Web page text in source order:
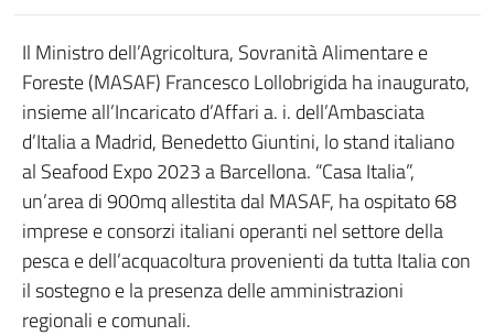
Il Ministro dell’Agricoltura, Sovranità Alimentare e
Foreste (MASAF) Francesco Lollobrigida ha inaugurato,
insieme all’Incaricato d’Affari a. i. dell’Ambasciata
d’Italia a Madrid, Benedetto Giuntini, lo stand italiano
al Seafood Expo 2023 a Barcellona. “Casa Italia”,
un’area di 900mq allestita dal MASAF, ha ospitato 68
imprese e consorzi italiani operanti nel settore della
pesca e dell’acquacoltura provenienti da tutta Italia con
il sostegno e la presenza delle amministrazioni
regionali e comunali.